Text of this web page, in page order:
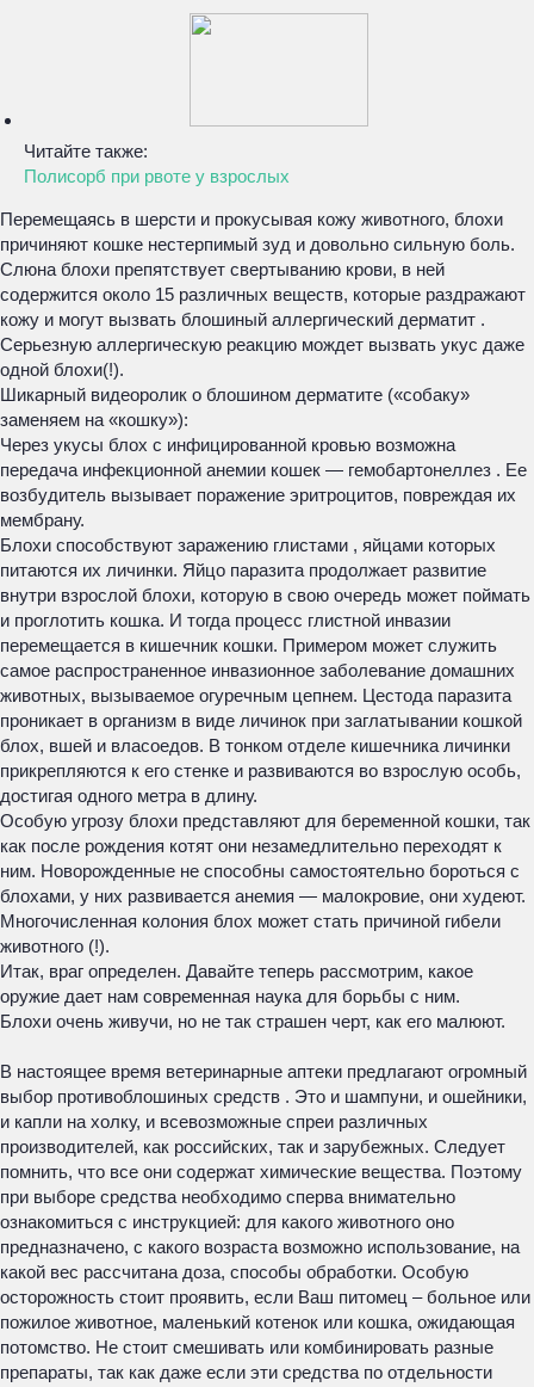
Читайте также:
Полисорб при рвоте у взрослых
Перемещаясь в шерсти и прокусывая кожу животного, блохи
причиняют кошке нестерпимый зуд и довольно сильную боль.
Слюна блохи препятствует свертыванию крови, в ней
содержится около 15 различных веществ, которые раздражают
кожу и могут вызвать блошиный аллергический дерматит .
Серьезную аллергическую реакцию мождет вызвать укус даже
одной блохи(!).
Шикарный видеоролик о блошином дерматите («собаку»
заменяем на «кошку»):
Через укусы блох с инфицированной кровью возможна
передача инфекционной анемии кошек — гемобартонеллез . Ее
возбудитель вызывает поражение эритроцитов, повреждая их
мембрану.
Блохи способствуют заражению глистами , яйцами которых
питаются их личинки. Яйцо паразита продолжает развитие
внутри взрослой блохи, которую в свою очередь может поймать
и проглотить кошка. И тогда процесс глистной инвазии
перемещается в кишечник кошки. Примером может служить
самое распространенное инвазионное заболевание домашних
животных, вызываемое огуречным цепнем. Цестода паразита
проникает в организм в виде личинок при заглатывании кошкой
блох, вшей и власоедов. В тонком отделе кишечника личинки
прикрепляются к его стенке и развиваются во взрослую особь,
достигая одного метра в длину.
Особую угрозу блохи представляют для беременной кошки, так
как после рождения котят они незамедлительно переходят к
ним. Новорожденные не способны самостоятельно бороться с
блохами, у них развивается анемия — малокровие, они худеют.
Многочисленная колония блох может стать причиной гибели
животного (!).
Итак, враг определен. Давайте теперь рассмотрим, какое
оружие дает нам современная наука для борьбы с ним.
Блохи очень живучи, но не так страшен черт, как его малюют.
В настоящее время ветеринарные аптеки предлагают огромный
выбор противоблошиных средств . Это и шампуни, и ошейники,
и капли на холку, и всевозможные спреи различных
производителей, как российских, так и зарубежных. Следует
помнить, что все они содержат химические вещества. Поэтому
при выборе средства необходимо сперва внимательно
ознакомиться с инструкцией: для какого животного оно
предназначено, с какого возраста возможно использование, на
какой вес рассчитана доза, способы обработки. Особую
осторожность стоит проявить, если Ваш питомец – больное или
пожилое животное, маленький котенок или кошка, ожидающая
потомство. Не стоит смешивать или комбинировать разные
препараты, так как даже если эти средства по отдельности